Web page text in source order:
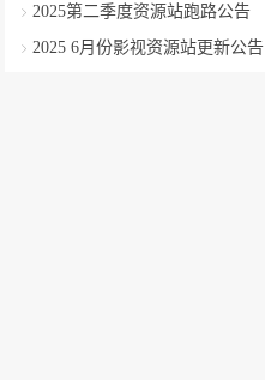
2025第二季度资源站跑路公告
2025 6月份影视资源站更新公告